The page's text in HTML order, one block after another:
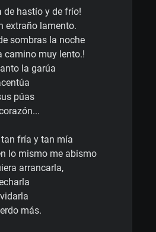
de hastío y de frío!
extraño lamento.
sombras la noche
camino muy lento.!
la garúa
púas
fría y tan mía
lo mismo me abismo
arrancarla,
más.